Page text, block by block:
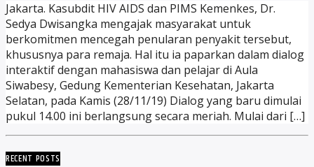
Jakarta. Kasubdit HIV AIDS dan PIMS Kemenkes, Dr.
Sedya Dwisangka mengajak masyarakat untuk
berkomitmen mencegah penularan penyakit tersebut,
khususnya para remaja. Hal itu ia paparkan dalam dialog
interaktif dengan mahasiswa dan pelajar di Aula
Siwabesy, Gedung Kementerian Kesehatan, Jakarta
Selatan, pada Kamis (28/11/19) Dialog yang baru dimulai
pukul 14.00 ini berlangsung secara meriah. Mulai dari […]
RECENT POSTS